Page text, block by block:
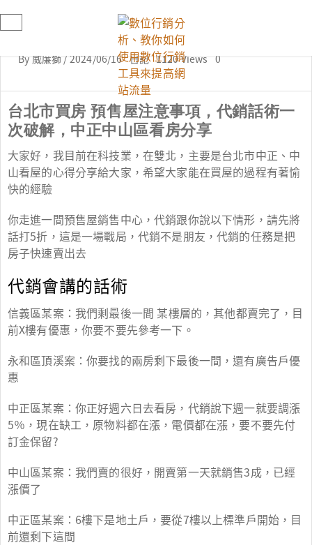
By 威廉獅 / 2024/06/16 日記 1120 Views 0
台北市買房 預售屋注意事項，代銷話術一
次破解，中正中山區看房分享
大家好，我目前在科技業，在雙北，主要是台北市中正、中
山看屋的心得分享給大家，希望大家能在買屋的過程有著愉
快的經驗
你走進一間預售屋銷售中心，代銷跟你說以下情形，請先將
話打5折，這是一場戰局，代銷不是朋友，代銷的任務是把
房子快速賣出去
代銷會講的話術
信義區某案：我們剩最後一間 某樓層的，其他都賣完了，目
前X樓有優惠，你要不要先參考一下。
永和區頂溪案：你要找的兩房剩下最後一間，還有廣告戶優
惠
中正區某案：你正好週六日去看房，代銷說下週一就要調漲
5％，現在缺工，原物料都在漲，電價都在漲，要不要先付
訂金保留?
中山區某案：我們賣的很好，開賣第一天就銷售3成，已經
漲價了
中正區某案：6樓下是地土戶，要從7樓以上標準戶開始，目
前還剩下這間